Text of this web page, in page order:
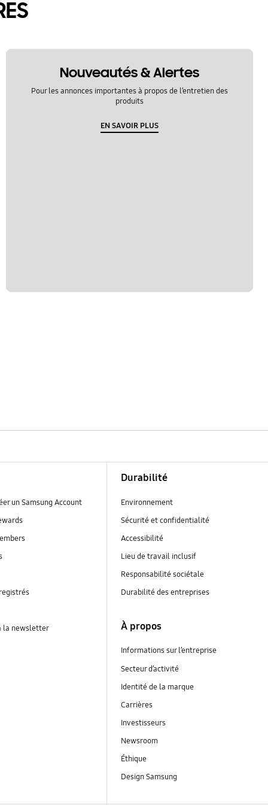
Nouveautés & Alertes
Pour les annonces importantes à propos de l’entretien des
produits
EN SAVOIR PLUS
un Samsung Account
la newsletter
Durabilité
Environnement
Sécurité et confidentialité
Accessibilité
Lieu de travail inclusif
Responsabilité sociétale
Durabilité des entreprises
À propos
Informations sur l’entreprise
Secteur d’activité
Identité de la marque
Carrières
Investisseurs
Newsroom
Éthique
Design Samsung